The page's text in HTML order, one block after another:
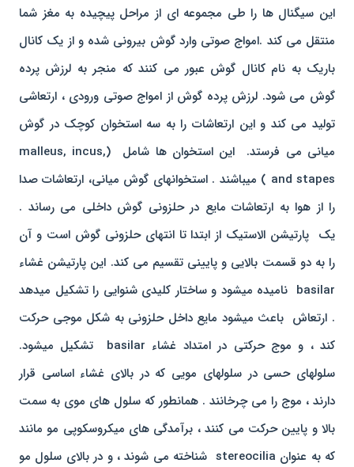
این سیگنال ها را طی مجموعه ای از مراحل پیچیده به مغز شما
منتقل می کند .امواج صوتی وارد گوش بیرونی شده و از یک کانال
باریک به نام کانال گوش عبور می کنند که منجر به لرزش پرده
گوش می شود. لرزش پرده گوش از امواج صوتی ورودی ، ارتعاشی
تولید می کند و این ارتعاشات را به سه استخوان کوچک در گوش
میانی می فرستد. این استخوان ها شامل (malleus, incus,
and stapes ) میباشند . استخوانهای گوش میانی، ارتعاشات صدا
را از هوا به ارتعاشات مایع در حلزونی گوش داخلی می رساند .
یک پارتیشن الاستیک از ابتدا تا انتهای حلزونی گوش است و آن
را به دو قسمت بالایی و پایینی تقسیم می کند. این پارتیشن غشاء
basilar نامیده میشود و ساختار کلیدی شنوایی را تشکیل میدهد
. ارتعاش باعث میشود مایع داخل حلزونی به شکل موجی حرکت
کند ، و موج حرکتی در امتداد غشاء basilar تشکیل میشود.
سلولهای حسی در سلولهای مویی که در بالای غشاء اساسی قرار
دارند ، موج را می چرخانند . همانطور که سلول های موی به سمت
بالا و پایین حرکت می کنند ، برآمدگی های میکروسکوپی مو مانند
که به عنوان stereocilia شناخته می شوند ، و در بالای سلول مو